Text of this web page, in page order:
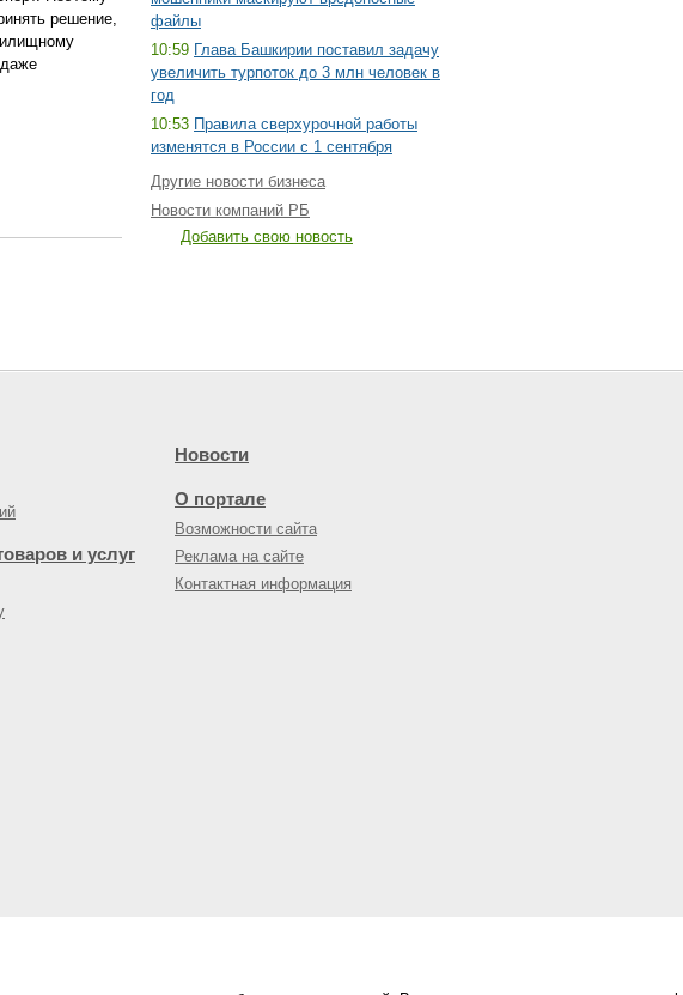
решение,
файлы
10:59 Глава Башкирии поставил задачу
увеличить турпоток до 3 млн человек в
год
10:53 Правила сверхурочной работы
изменятся в России с 1 сентября
Другие новости бизнеса
Новости компаний РБ
Добавить свою новость
и услуг
Новости
О портале
Возможности сайта
Реклама на сайте
Контактная информация